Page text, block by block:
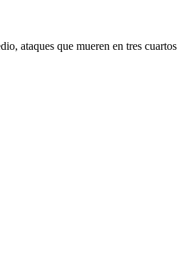
ataques que mueren en tres cuartos